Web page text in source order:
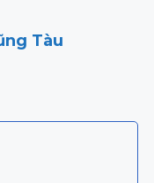
Tàu